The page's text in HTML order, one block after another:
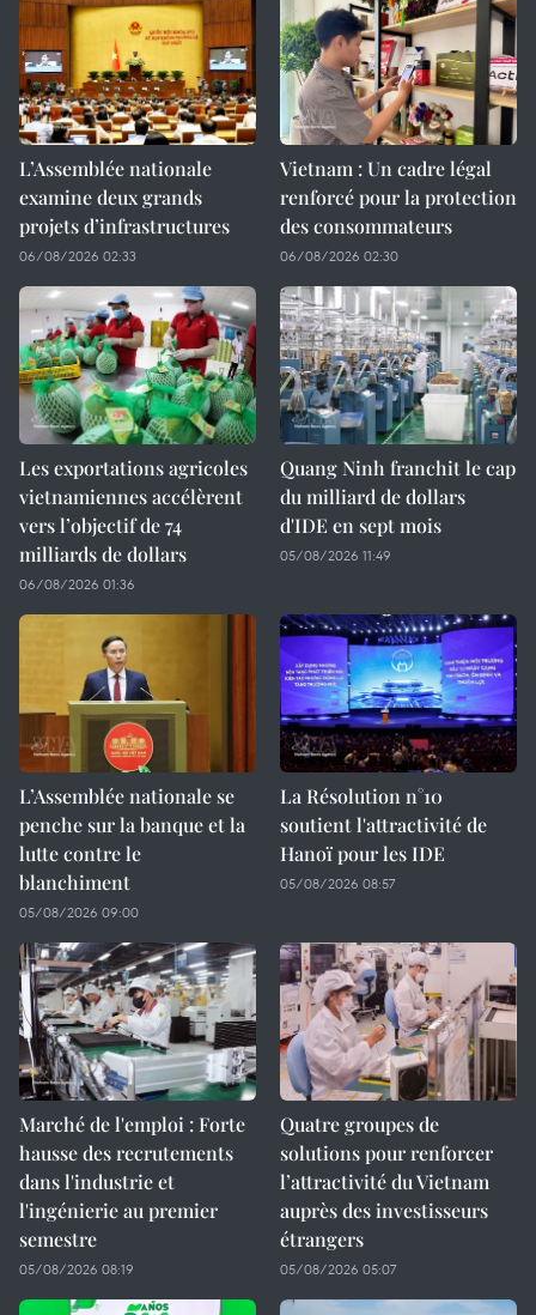
L’Assemblée nationale
examine deux grands
projets d’infrastructures
06/08/2026 02:33
Vietnam : Un cadre légal
renforcé pour la protection
des consommateurs
06/08/2026 02:30
Les exportations agricoles
vietnamiennes accélèrent
vers l’objectif de 74
milliards de dollars
06/08/2026 01:36
Quang Ninh franchit le cap
du milliard de dollars
d'IDE en sept mois
05/08/2026 11:49
L’Assemblée nationale se
penche sur la banque et la
lutte contre le
blanchiment
05/08/2026 09:00
La Résolution n°10
soutient l'attractivité de
Hanoï pour les IDE
05/08/2026 08:57
Marché de l'emploi : Forte
hausse des recrutements
dans l'industrie et
l'ingénierie au premier
semestre
05/08/2026 08:19
Quatre groupes de
solutions pour renforcer
l’attractivité du Vietnam
auprès des investisseurs
étrangers
05/08/2026 05:07